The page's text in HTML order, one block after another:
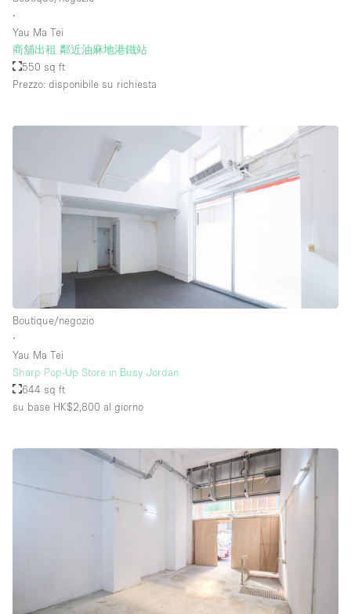
∙
Yau Ma Tei
商舖出租 鄰近油麻地港鐵站
550 sq ft
Prezzo: disponibile su richiesta
Boutique/negozio
∙
Yau Ma Tei
Sharp Pop-Up Store in Busy Jordan
644 sq ft
su base HK$2,800 al giorno